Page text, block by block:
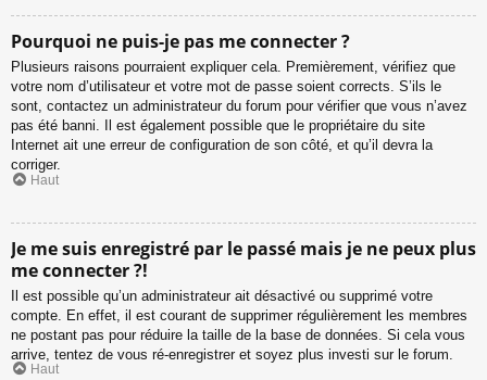
Pourquoi ne puis-je pas me connecter ?
Plusieurs raisons pourraient expliquer cela. Premièrement, vérifiez que
votre nom d’utilisateur et votre mot de passe soient corrects. S’ils le
sont, contactez un administrateur du forum pour vérifier que vous n’avez
pas été banni. Il est également possible que le propriétaire du site
Internet ait une erreur de configuration de son côté, et qu’il devra la
corriger.
Haut
Je me suis enregistré par le passé mais je ne peux plus
me connecter ?!
Il est possible qu’un administrateur ait désactivé ou supprimé votre
compte. En effet, il est courant de supprimer régulièrement les membres
ne postant pas pour réduire la taille de la base de données. Si cela vous
arrive, tentez de vous ré-enregistrer et soyez plus investi sur le forum.
Haut